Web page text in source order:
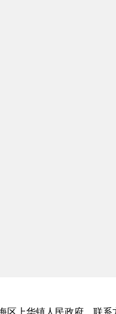
区上华镇人民政府 联系